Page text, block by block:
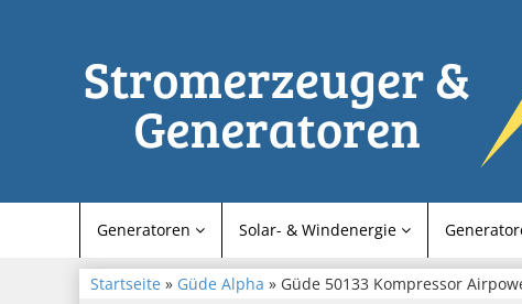
Generatoren Solar- & Windenergie
Startseite » Güde Alpha » Güde 50133 Kompressor